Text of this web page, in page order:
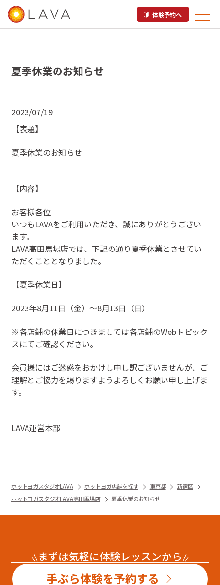
体験予約へ
夏季休業のお知らせ
2023/07/19
【表題】
夏季休業のお知らせ
【内容】
お客様各位
いつもLAVAをご利用いただき、誠にありがとうござい
ます。
LAVA高田馬場店では、下記の通り夏季休業とさせてい
ただくこととなりました。
【夏季休業日】
2023年8月11日（金）〜8月13日（日）
※各店舗の休業日につきましては各店舗のWebトピック
スにてご確認ください。
会員様にはご迷惑をおかけし申し訳ございませんが、ご
理解とご協力を賜りますようよろしくお願い申し上げま
す。
LAVA運営本部
ホットヨガスタジオLAVA ホットヨガ店舗を探す 東京都
新宿区
ホットヨガスタジオLAVA高田馬場店
夏季休業のお知らせ
まずは気軽に体験レッスンから
手ぶら体験を予約する